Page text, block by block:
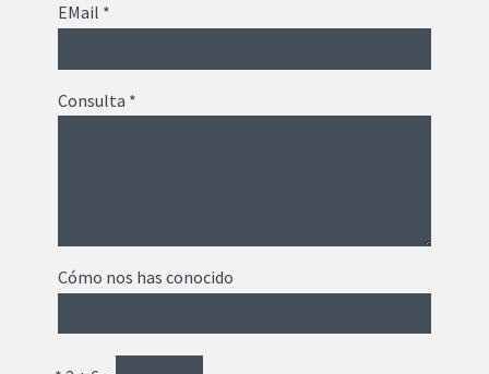
EMail *
Consulta *
Cómo nos has conocido